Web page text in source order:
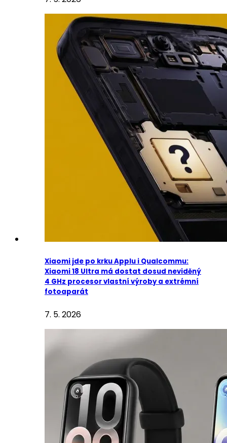
Xiaomi jde po krku Applu i Qualcommu:
Xiaomi 18 Ultra má dostat dosud neviděný
4 GHz procesor vlastní výroby a extrémní
fotoaparát
7. 5. 2026